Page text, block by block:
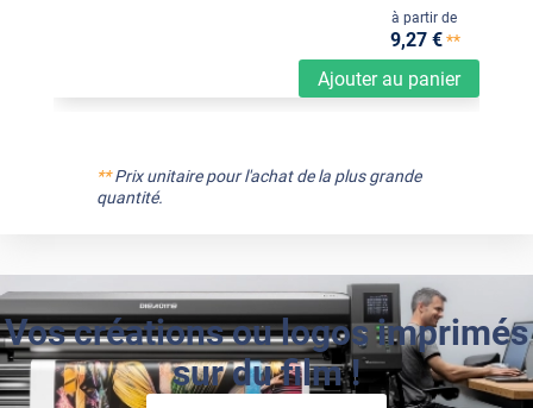
Ajouter au panier
à partir de
9,27 €**
**Prix unitaire pour l'achat de la plus grande
quantité.
Vos créations ou logos imprimés
sur du film !